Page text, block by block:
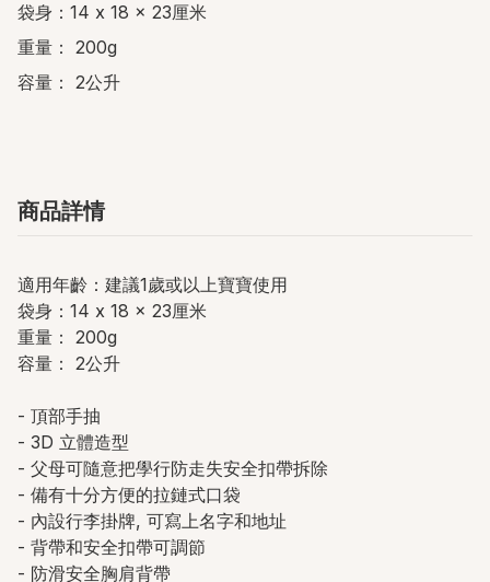
袋身：14 x 18 x 23厘米
重量： 200g
容量： 2公升
商品詳情
適用年齡：建議1歲或以上寶寶使用
袋身：14 x 18 x 23厘米
重量： 200g
容量： 2公升
- 頂部手抽
- 3D 立體造型
- 父母可隨意把學行防走失安全扣帶拆除
- 備有十分方便的拉鏈式口袋
- 內設行李掛牌, 可寫上名字和地址
- 背帶和安全扣帶可調節
- 防滑安全胸肩背帶